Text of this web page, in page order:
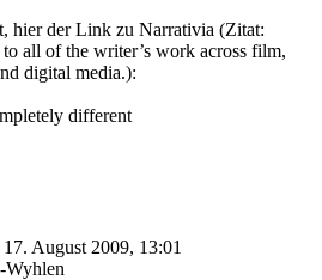
hier der Link zu Narrativia (Zitat:
all of the writer’s work across film,
digital media.):
different
August 2009, 13:01
Wyhlen